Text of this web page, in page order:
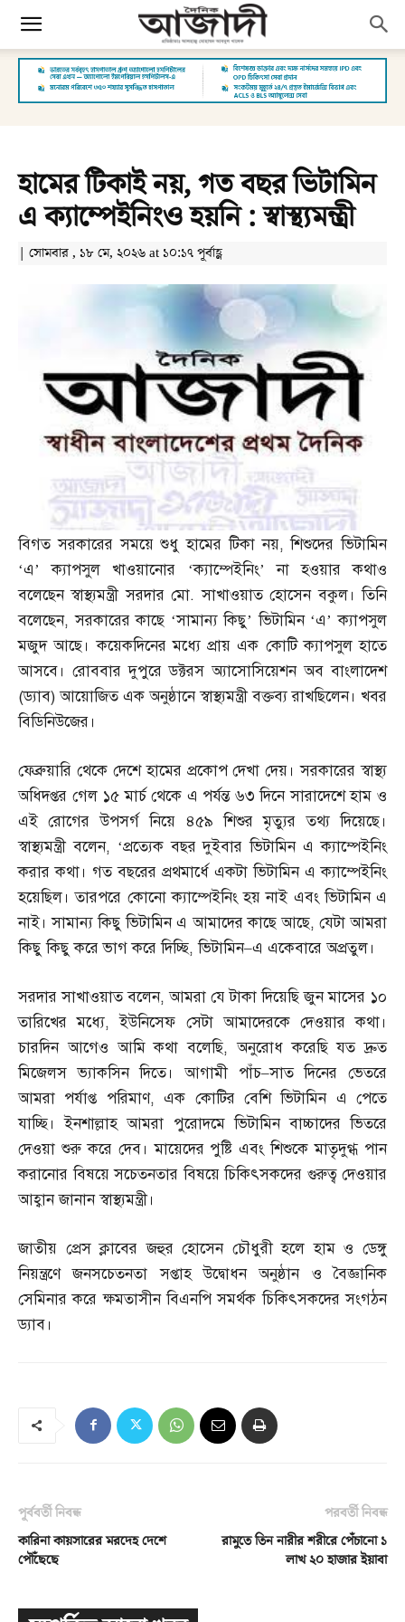
হামের টিকাই নয়, গত বছর ভিটামিন
এ ক্যাম্পেইনিংও হয়নি : স্বাস্থ্যমন্ত্রী
| সোমবার , ১৮ মে, ২০২৬ at ১০:১৭ পূর্বাহ্ণ
বিগত সরকারের সময়ে শুধু হামের টিকা নয়,শিশুদের ভিটামিন
‘এ’ ক্যাপসুল খাওয়ানোর ‘ক্যাম্পেইনিং’ না হওয়ার কথাও
বলেছেন স্বাস্থ্যমন্ত্রী সরদার মো.সাখাওয়াত হোসেন বকুল। তিনি
বলেছেন,সরকারের কাছে ‘সামান্য কিছু’ ভিটামিন ‘এ’ ক্যাপসুল
মজুদ আছে। কয়েকদিনের মধ্যে প্রায় এক কোটি ক্যাপসুল হাতে
আসবে। রোববার দুপুরে ডক্টরস অ্যাসোসিয়েশন অব বাংলাদেশ
(ড্যাব)আয়োজিত এক অনুষ্ঠানে স্বাস্থ্যমন্ত্রী বক্তব্য রাখছিলেন। খবর
বিডিনিউজের।
ফেব্রুয়ারি থেকে দেশে হামের প্রকোপ দেখা দেয়। সরকারের স্বাস্থ্য
অধিদপ্তর গেল ১৫ মার্চ থেকে এ পর্যন্ত ৬৩ দিনে সারাদেশে হাম ও
এই রোগের উপসর্গ নিয়ে ৪৫৯ শিশুর মৃত্যুর তথ্য দিয়েছে।
স্বাস্থ্যমন্ত্রী বলেন, ‘প্রত্যেক বছর দুইবার ভিটামিন এ ক্যাম্পেইনিং
করার কথা। গত বছরের প্রথমার্ধে একটা ভিটামিন এ ক্যাম্পেইনিং
হয়েছিল। তারপরে কোনো ক্যাম্পেইনিং হয় নাই এবং ভিটামিন এ
নাই। সামান্য কিছু ভিটামিন এ আমাদের কাছে আছে, যেটা আমরা
কিছু কিছু করে ভাগ করে দিচ্ছি,ভিটামিন–এ একেবারে অপ্রতুল।
সরদার সাখাওয়াত বলেন,আমরা যে টাকা দিয়েছি জুন মাসের ১০
তারিখের মধ্যে,ইউনিসেফ সেটা আমাদেরকে দেওয়ার কথা।
চারদিন আগেও আমি কথা বলেছি,অনুরোধ করেছি যত দ্রুত
মিজেলস ভ্যাকসিন দিতে। আগামী পাঁচ–সাত দিনের ভেতরে
আমরা পর্যাপ্ত পরিমাণ,এক কোটির বেশি ভিটামিন এ পেতে
যাচ্ছি। ইনশাল্লাহ আমরা পুরোদমে ভিটামিন বাচ্চাদের ভিতরে
দেওয়া শুরু করে দেব। মায়েদের পুষ্টি এবং শিশুকে মাতৃদুগ্ধ পান
করানোর বিষয়ে সচেতনতার বিষয়ে চিকিৎসকদের গুরুত্ব দেওয়ার
আহ্বান জানান স্বাস্থ্যমন্ত্রী।
জাতীয় প্রেস ক্লাবের জহুর হোসেন চৌধুরী হলে হাম ও ডেঙ্গু
নিয়ন্ত্রণে জনসচেতনতা সপ্তাহ উদ্বোধন অনুষ্ঠান ও বৈজ্ঞানিক
সেমিনার করে ক্ষমতাসীন বিএনপি সমর্থক চিকিৎসকদের সংগঠন
ড্যাব।
পূর্ববর্তী নিবন্ধ
কারিনা কায়সারের মরদেহ দেশে
পৌঁছেছে
পরবর্তী নিবন্ধ
রামুতে তিন নারীর শরীরে পেঁচানো ১
লাখ ২০ হাজার ইয়াবা